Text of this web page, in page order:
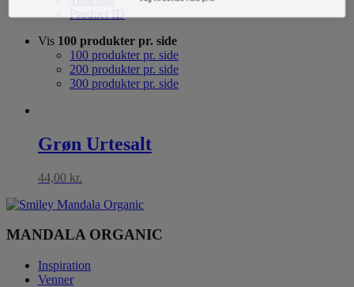
Product ID
Vis 100 produkter pr. side
100 produkter pr. side
200 produkter pr. side
300 produkter pr. side
Grøn Urtesalt
44,00 kr.
MANDALA ORGANIC
Inspiration
Venner